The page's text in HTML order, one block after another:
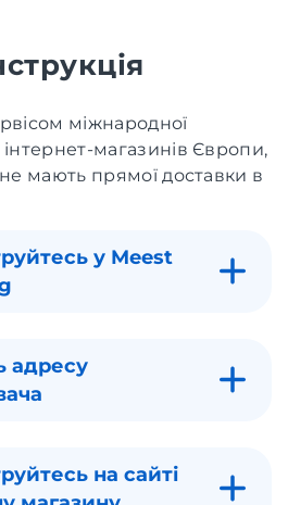
міжнародної
магазинів Європи,
мають прямої доставки в
у Meest
адресу
на сайті